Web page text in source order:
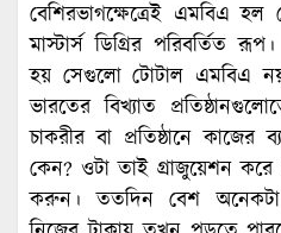
বেশিরভাগক্ষেত্রেই এমবিএ হল
মাস্টার্স ডিগ্রির পরিবর্তিত
হয় সেগুলো টোটাল এমবিএ
ভারতের বিখ্যাত
চাকরীর বা প্রতিষ্ঠানে
কেন? ওটা তাই গ্রাজুয়েশন
করুন। ততদিন বেশ অনেকটা